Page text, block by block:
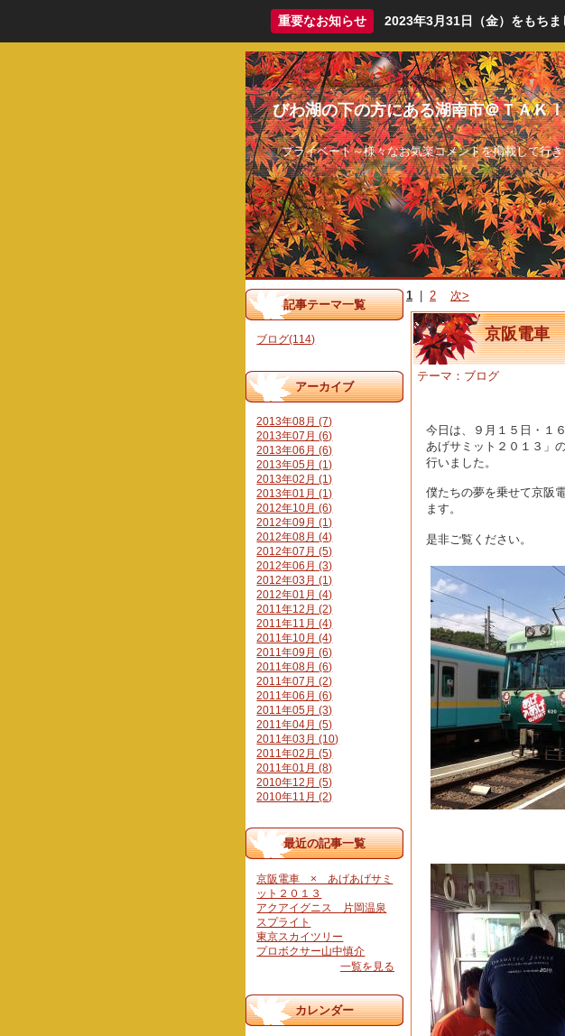
重要なお知らせ 2023年3月31日（金）をもちま
びわ湖の下の方にある湖南市＠ＴＡＫＩ
プライベート～様々なお気楽コメントを掲載して行
1 2 次>
京阪電車
テーマ： ブログ
今日は、９月１５日・１
あげサミット２０１３」
行いました。
僕たちの夢を乗せて京阪
ます。
是非ご覧ください。
記事テーマ一覧
ブログ(114)
アーカイブ
2013年08月 (7)
2013年07月 (6)
2013年06月 (6)
2013年05月 (1)
2013年02月 (1)
2013年01月 (1)
2012年10月 (6)
2012年09月 (1)
2012年08月 (4)
2012年07月 (5)
2012年06月 (3)
2012年03月 (1)
2012年01月 (4)
2011年12月 (2)
2011年11月 (4)
2011年10月 (4)
2011年09月 (6)
2011年08月 (6)
2011年07月 (2)
2011年06月 (6)
2011年05月 (3)
2011年04月 (5)
2011年03月 (10)
2011年02月 (5)
2011年01月 (8)
2010年12月 (5)
2010年11月 (2)
最近の記事一覧
京阪電車 × あげあげサミ
ット２０１３
アクアイグニス 片岡温泉
スプライト
東京スカイツリー
プロボクサー山中慎介
一覧を見る
カレンダー